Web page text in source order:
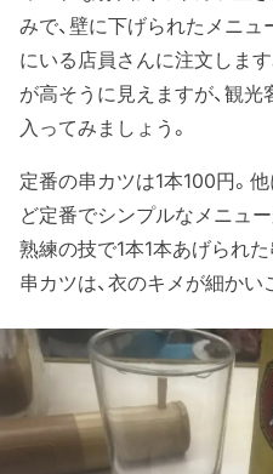
みで、壁に下げられたメニ
にいる店員さんに注文しま
が高そうに見えますが、観
入ってみましょう。
定番の串カツは1本100円。
ど定番でシンプルなメニュ
熟練の技で1本1本あげられ
串カツは、衣のキメが細かい